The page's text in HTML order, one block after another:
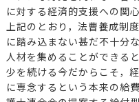
に対する経済的支援への関
上記のとおり，法曹養成制
に踏み込まない甚だ不十分
人材を集めることができる
少を続ける今だからこそ，
に専念するという本来の給